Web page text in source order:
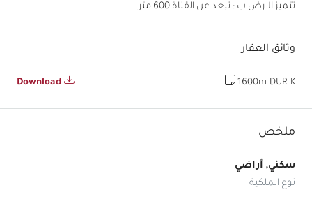
تتميز الارض ب : تبعد عن القناة 600 متر
وثائق العقار
1600m-DUR-K
Download
ملخص
سكني, أراضي
نوع الملكية